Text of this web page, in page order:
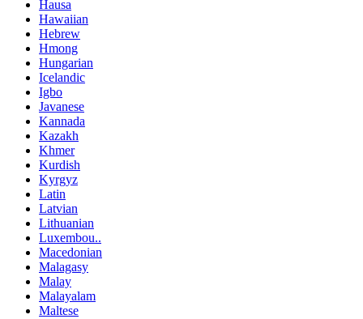
Hausa
Hawaiian
Hebrew
Hmong
Hungarian
Icelandic
Igbo
Javanese
Kannada
Kazakh
Khmer
Kurdish
Kyrgyz
Latin
Latvian
Lithuanian
Luxembou..
Macedonian
Malagasy
Malay
Malayalam
Maltese